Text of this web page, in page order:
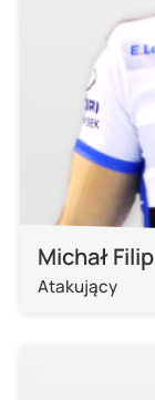
Michał Filip
Atakujący